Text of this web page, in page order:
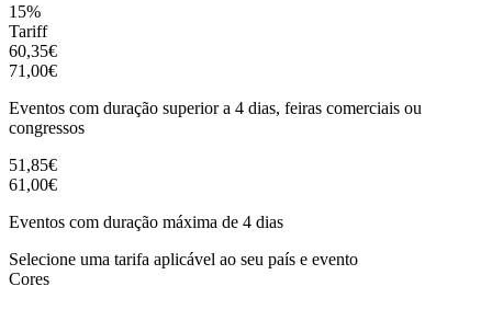
15%
Tariff
60,35€
71,00€
Eventos com duração superior a 4 dias, feiras comerciais ou
congressos
51,85€
61,00€
Eventos com duração máxima de 4 dias
Selecione uma tarifa aplicável ao seu país e evento
Cores